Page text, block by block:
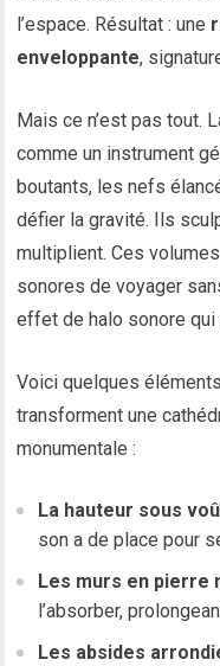
l’espace. Résultat : une
enveloppante,
Mais ce n’est pas tout.
comme un instrument
boutants, les nefs
défier la gravité. Ils
multiplient. Ces
sonores de voyager
effet de halo sonore
Voici quelques
transforment une
monumentale :
La hauteur sous
son a de place pour
Les murs en pierre
l’absorber,
Les absides